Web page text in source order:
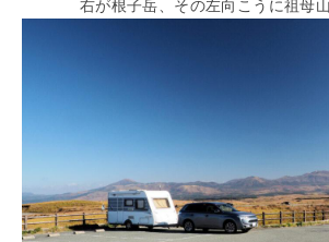
右が根子岳、その左向こうに祖母